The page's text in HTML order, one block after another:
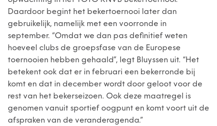
Daardoor begint het bekertoernooi later dan
gebruikelijk, namelijk met een voorronde in
september. “Omdat we dan pas definitief weten
hoeveel clubs de groepsfase van de Europese
toernooien hebben gehaald”, legt Bluyssen uit. “Het
betekent ook dat er in februari een bekerronde bij
komt en dat in december wordt door geloot voor de
rest van het bekerseizoen. Ook deze maatregel is
genomen vanuit sportief oogpunt en komt voort uit de
afspraken van de veranderagenda.”